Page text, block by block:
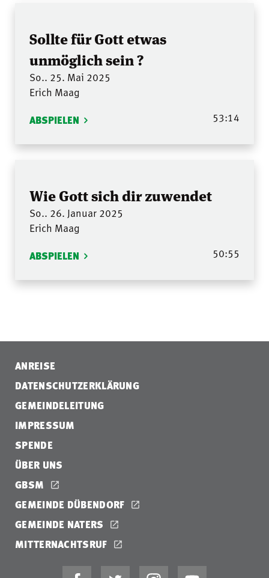
Sollte für Gott etwas
unmöglich sein ?
So.. 25. Mai 2025
Erich Maag
ABSPIELEN 53:14
Wie Gott sich dir zuwendet
So.. 26. Januar 2025
Erich Maag
ABSPIELEN 50:55
ANREISE
DATENSCHUTZERKLÄRUNG
GEMEINDELEITUNG
IMPRESSUM
SPENDE
ÜBER UNS
GBSM
GEMEINDE DÜBENDORF
GEMEINDE NATERS
MITTERNACHTSRUF